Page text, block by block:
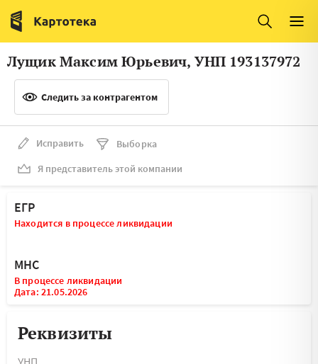
Италия
Люксембург
Литва
Нидерланды
Лущик Максим Юрьевич, УНП 193137972
Следить за контрагентом
Исправить
Выборка
Я представитель этой компании
ЕГР
Находится в процессе ликвидации
МНС
В процессе ликвидации
Дата: 21.05.2026
Реквизиты
УНП